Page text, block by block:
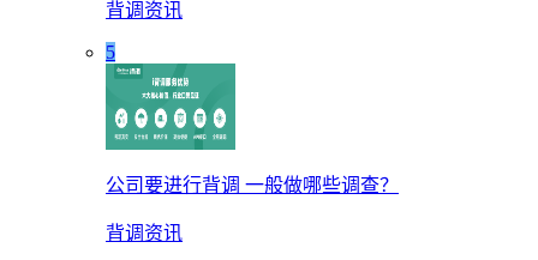
背调资讯
5
公司要进行背调 一般做哪些调查？
背调资讯